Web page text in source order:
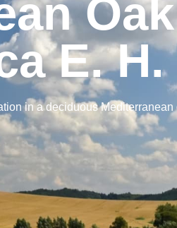
E.
in a deciduous